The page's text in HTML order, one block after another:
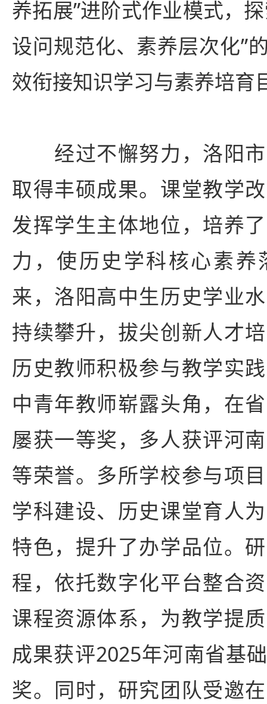
养拓展”进阶式作业模式，
设问规范化、素养层次化”
效衔接知识学习与素养培育
经过不懈努力，洛阳市
取得丰硕成果。课堂教学
发挥学生主体地位，培养
力，使历史学科核心素养
来，洛阳高中生历史学业
持续攀升，拔尖创新人才
历史教师积极参与教学实
中青年教师崭露头角，在
屡获一等奖，多人获评河
等荣誉。多所学校参与项
学科建设、历史课堂育人
特色，提升了办学品位。
程，依托数字化平台整合
课程资源体系，为教学提
成果获评2025年河南省基
奖。同时，研究团队受邀